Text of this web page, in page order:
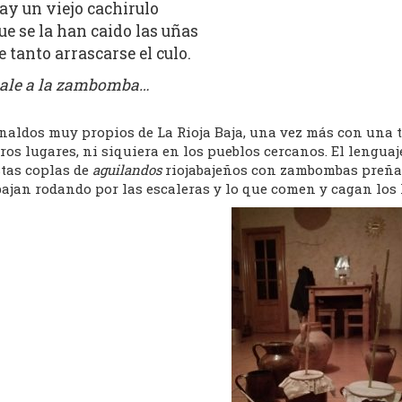
un viejo cachirulo
se la han caido las uñas
tanto arrascarse el culo.
a la zambomba…
muy propios de La Rioja Baja, una vez más con
lugares, ni siquiera en los pueblos cercanos. El
coplas de aguilandosriojabajeños con zambombas
rodando por las escaleras y lo que comen y cagan los